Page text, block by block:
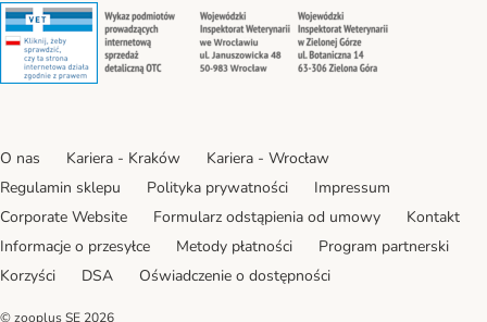
Security Security Security
O nas Kariera - Kraków
Kariera - Wrocław
Regulamin sklepu
Polityka prywatności
Impressum
Corporate Website
Formularz odstąpienia od umowy
Kontakt
Informacje o przesyłce
Metody płatności
Program partnerski
Korzyści
DSA Oświadczenie o dostępności
© zooplus SE 2026